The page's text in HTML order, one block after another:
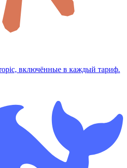
включённые в каждый тариф.